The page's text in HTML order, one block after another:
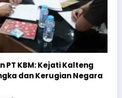
Sikum Polresta
SMAN 6